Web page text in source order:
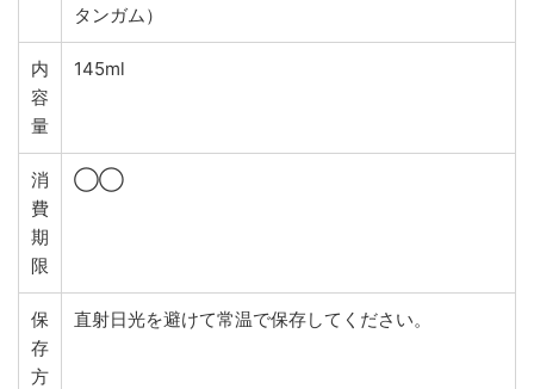
タンガム）
内
容
量
145ml
消
費
期
限
◯◯
保
存
方
直射日光を避けて常温で保存してください。